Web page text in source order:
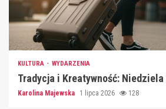
KULTURA WYDARZENIA
Tradycja i Kreatywność:
Karolina Majewska 1 lipca 2026 128